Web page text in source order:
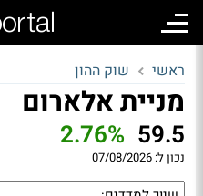
ראשי שוק ההון
מניית אלארום
59.5
2.76%
נכון ל: 07/08/2026